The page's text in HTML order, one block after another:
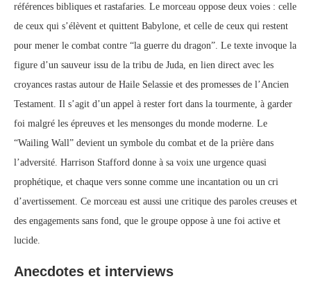
références bibliques et rastafaries. Le morceau oppose deux voies : celle
de ceux qui s’élèvent et quittent Babylone, et celle de ceux qui restent
pour mener le combat contre “la guerre du dragon”. Le texte invoque la
figure d’un sauveur issu de la tribu de Juda, en lien direct avec les
croyances rastas autour de Haile Selassie et des promesses de l’Ancien
Testament. Il s’agit d’un appel à rester fort dans la tourmente, à garder
foi malgré les épreuves et les mensonges du monde moderne. Le
“Wailing Wall” devient un symbole du combat et de la prière dans
l’adversité. Harrison Stafford donne à sa voix une urgence quasi
prophétique, et chaque vers sonne comme une incantation ou un cri
d’avertissement. Ce morceau est aussi une critique des paroles creuses et
des engagements sans fond, que le groupe oppose à une foi active et
lucide.
Anecdotes et interviews